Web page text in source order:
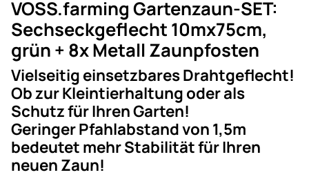
VOSS.farming Gartenzaun-SET:
Sechseckgeflecht 10mx75cm,
grün + 8x Metall Zaunpfosten
Vielseitig einsetzbares Drahtgeflecht!
Ob zur Kleintierhaltung oder als
Schutz für Ihren Garten!
Geringer Pfahlabstand von 1,5m
bedeutet mehr Stabilität für Ihren
neuen Zaun!